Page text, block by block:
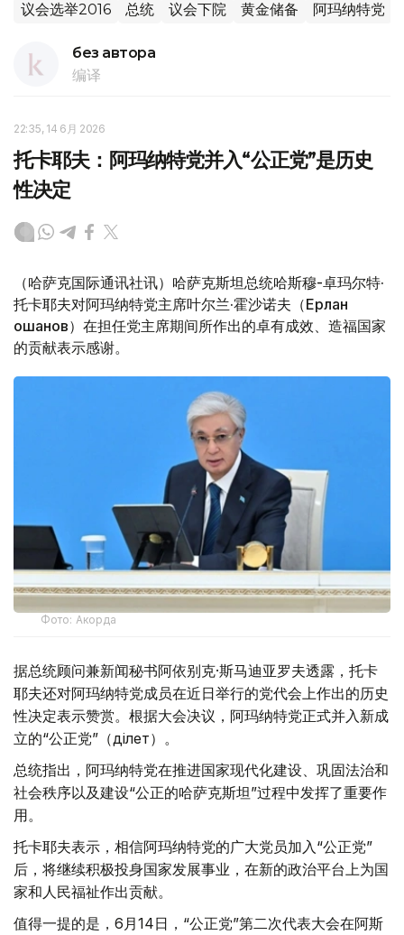
议会选举2016 总统 议会下院 黄金储备 阿玛纳特党
без автора
编译
22:35, 14 6月 2026
托卡耶夫：阿玛纳特党并入“公正党”是历史
性决定
（哈萨克国际通讯社讯）哈萨克斯坦总统哈斯穆-卓玛尔特·
托卡耶夫对阿玛纳特党主席叶尔兰·霍沙诺夫（Ерлан
Қошанов）在担任党主席期间所作出的卓有成效、造福国家
的贡献表示感谢。
Фото: Акорда
据总统顾问兼新闻秘书阿依别克·斯马迪亚罗夫透露，托卡
耶夫还对阿玛纳特党成员在近日举行的党代会上作出的历史
性决定表示赞赏。根据大会决议，阿玛纳特党正式并入新成
立的“公正党”（Әділет）。
总统指出，阿玛纳特党在推进国家现代化建设、巩固法治和
社会秩序以及建设“公正的哈萨克斯坦”过程中发挥了重要作
用。
托卡耶夫表示，相信阿玛纳特党的广大党员加入“公正党”
后，将继续积极投身国家发展事业，在新的政治平台上为国
家和人民福祉作出贡献。
值得一提的是，6月14日，“公正党”第二次代表大会在阿斯